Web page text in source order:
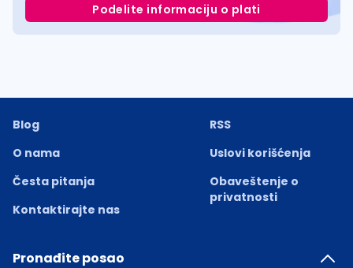
Podelite informaciju o plati
Blog
O nama
Česta pitanja
Kontaktirajte nas
RSS
Uslovi korišćenja
Obaveštenje o
privatnosti
Pronađite posao